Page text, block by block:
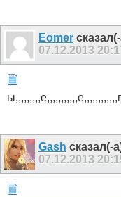
Eomer
07.12.2013
Gash сказал(-
07.12.2013